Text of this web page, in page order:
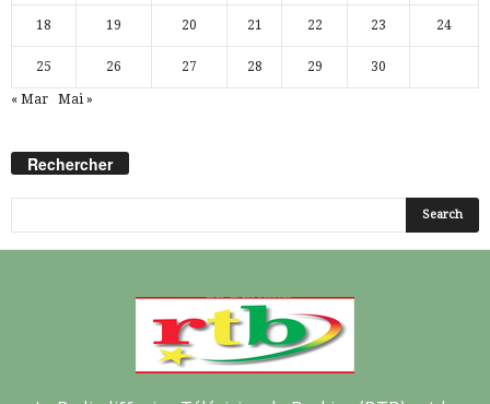
18 19 20 21 22 23 24
25 26 27 28 29 30
« Mar Mai »
Rechercher